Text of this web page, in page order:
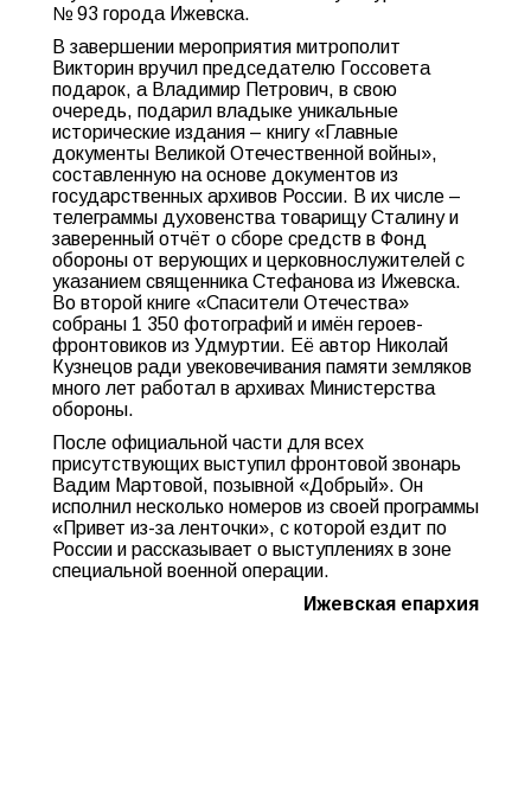
№ 93 города Ижевска.
В завершении мероприятия митрополит
Викторин вручил председателю Госсовета
подарок, а Владимир Петрович, в свою
очередь, подарил владыке уникальные
исторические издания – книгу «Главные
документы Великой Отечественной войны»,
составленную на основе документов из
государственных архивов России. В их числе –
телеграммы духовенства товарищу Сталину и
заверенный отчёт о сборе средств в Фонд
обороны от верующих и церковнослужителей с
указанием священника Стефанова из Ижевска.
Во второй книге «Спасители Отечества»
собраны 1 350 фотографий и имён героев-
фронтовиков из Удмуртии. Её автор Николай
Кузнецов ради увековечивания памяти земляков
много лет работал в архивах Министерства
обороны.
После официальной части для всех
присутствующих выступил фронтовой звонарь
Вадим Мартовой, позывной «Добрый». Он
исполнил несколько номеров из своей программы
«Привет из-за ленточки», с которой ездит по
России и рассказывает о выступлениях в зоне
специальной военной операции.
Ижевская епархия